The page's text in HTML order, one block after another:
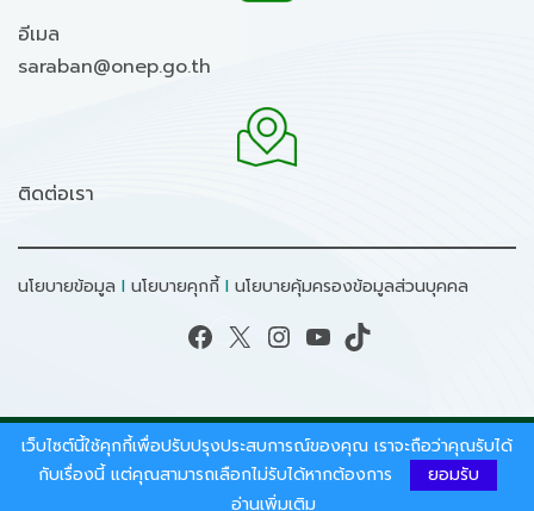
อีเมล
saraban@onep.go.th
ติดต่อเรา
นโยบายข้อมูล I นโยบายคุกกี้ I นโยบายคุ้มครองข้อมูลส่วนบุคคล
Facebook X Instagram YouTube TikTok
สงวนลิขสิทธิ์ © 2026 - สำนักงานนโยบายและแผน
ทรัพยากรธรรมชาติและสิ่งแวดล้อม.
เว็บไซต์นี้ใช้คุกกี้เพื่อปรับปรุงประสบการณ์ของคุณ เราจะถือว่าคุณรับได้
กับเรื่องนี้ แต่คุณสามารถเลือกไม่รับได้หากต้องการ
ยอมรับ
อ่านเพิ่มเติม